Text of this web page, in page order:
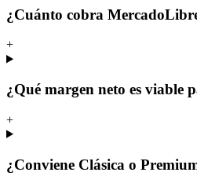
¿Cuánto cobra
+
¿Qué margen neto es viable
+
¿Conviene Clásica o